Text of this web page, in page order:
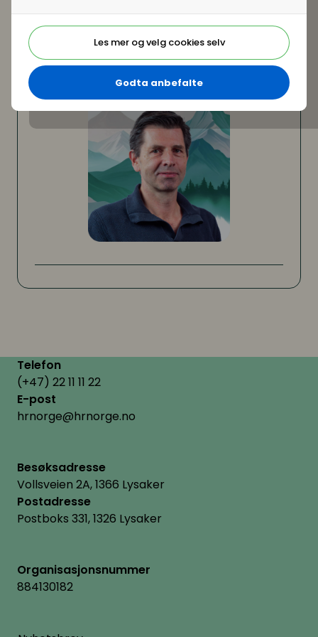
Les mer og velg cookies selv
Godta anbefalte
Delta på HR-konferansen for offentlig sektor 2025
- se program og meld deg på her
Telefon
(+47) 22 11 11 22
E-post
hrnorge@hrnorge.no
Besøksadresse
Vollsveien 2A, 1366 Lysaker
Postadresse
Postboks 331, 1326 Lysaker
Organisasjonsnummer
884130182